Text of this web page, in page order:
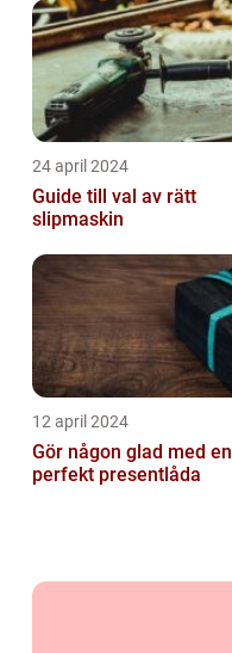
24 april 2024
Guide till val av rätt
slipmaskin
12 april 2024
Gör någon glad med en
perfekt presentlåda